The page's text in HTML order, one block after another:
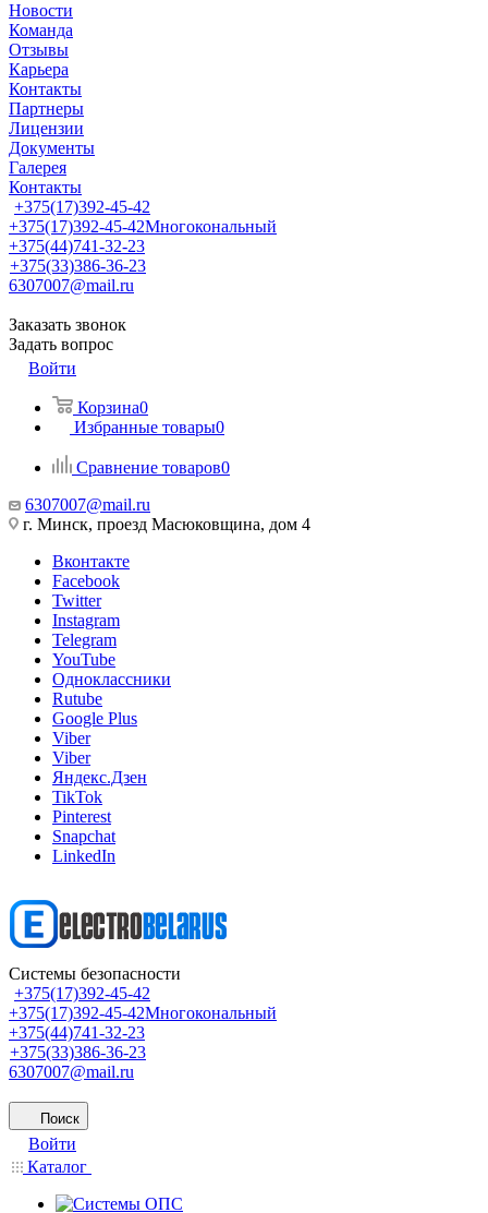
Новости
Команда
Отзывы
Карьера
Контакты
Партнеры
Лицензии
Документы
Галерея
Контакты
+375(17)392-45-42
+375(17)392-45-42Многокональный
+375(44)741-32-23
+375(33)386-36-23
6307007@mail.ru
Заказать звонок
Задать вопрос
Войти
Корзина0
Избранные товары0
Сравнение товаров0
6307007@mail.ru
г. Минск, проезд Масюковщина, дом 4
Вконтакте
Facebook
Twitter
Instagram
Telegram
YouTube
Одноклассники
Rutube
Google Plus
Viber
Viber
Яндекс.Дзен
TikTok
Pinterest
Snapchat
LinkedIn
Системы безопасности
+375(17)392-45-42
+375(17)392-45-42Многокональный
+375(44)741-32-23
+375(33)386-36-23
6307007@mail.ru
Поиск
Войти
Каталог